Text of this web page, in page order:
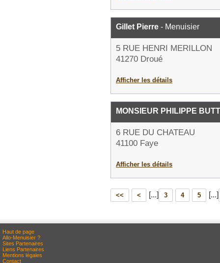
Gillet Pierre - Menuisier
5 RUE HENRI MERILLON
41270 Droué
Afficher les détails
MONSIEUR PHILIPPE
6 RUE DU CHATEAU
41100 Faye
Afficher les détails
<< < [...] 3 4 5 [...]
Haut de page
Allo-Menuisier ?
Sites Partenaires
Liens Partenaires
Mentions légales
Contact